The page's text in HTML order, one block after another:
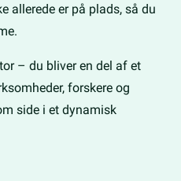
allerede er på plads, så du
– du bliver en del af et
forskere og
side i et dynamisk